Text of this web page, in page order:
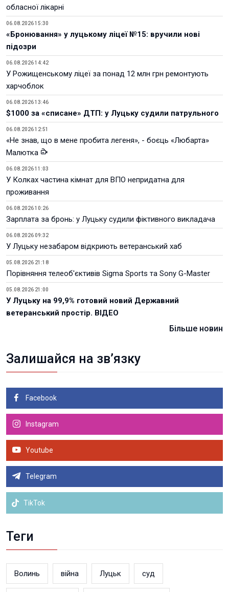
обласної лікарні
06.08.2026 15:30
«Бронювання» у луцькому ліцеї №15: вручили нові
підозри
06.08.2026 14:42
У Рожищенському ліцеї за понад 12 млн грн ремонтують
харчоблок
06.08.2026 13:46
$1000 за «списане» ДТП: у Луцьку судили патрульного
06.08.2026 12:51
«Не знав, що в мене пробита легеня», - боєць «Любарта»
Малютка
06.08.2026 11:03
У Колках частина кімнат для ВПО непридатна для
проживання
06.08.2026 10:26
Зарплата за бронь: у Луцьку судили фіктивного викладача
06.08.2026 09:32
У Луцьку незабаром відкриють ветеранський хаб
05.08.2026 21:18
Порівняння телеоб'єктивів Sigma Sports та Sony G-Master
05.08.2026 21:00
У Луцьку на 99,9% готовий новий Державний
ветеранський простір. ВІДЕО
Більше новин
Залишайся на зв’язку
Facebook
Instagram
Youtube
Telegram
TikTok
Теги
Волинь війна Луцьк суд